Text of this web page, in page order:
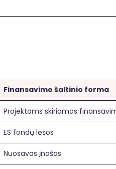
Finansavimo šaltinio forma
Projektams skiriamos
ES fondų lėšos
Nuosavas įnašas